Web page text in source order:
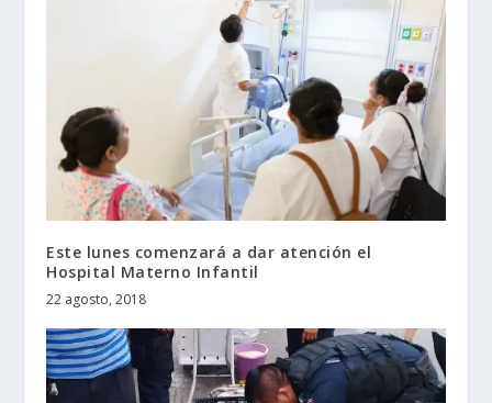
Este lunes comenzará a dar atención el
Hospital Materno Infantil
22 agosto, 2018